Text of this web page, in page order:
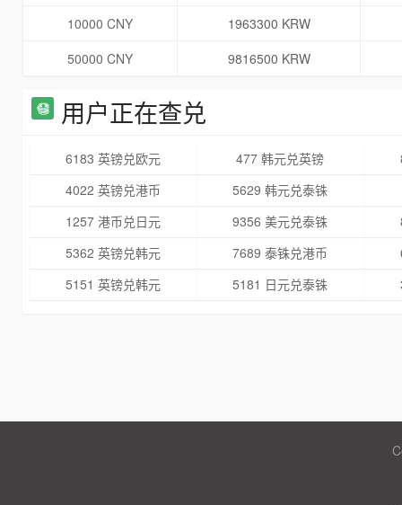
10000 CNY
1963300 KRW
50000 CNY
9816500 KRW
用户正在查兑
6183 英镑兑欧元 477 韩元兑英镑
4022 英镑兑港币
5629 韩元兑泰铢
1257 港币兑日元
9356 美元兑泰铢
5362 英镑兑韩元
7689 泰铢兑港币
5151 英镑兑韩元
5181 日元兑泰铢